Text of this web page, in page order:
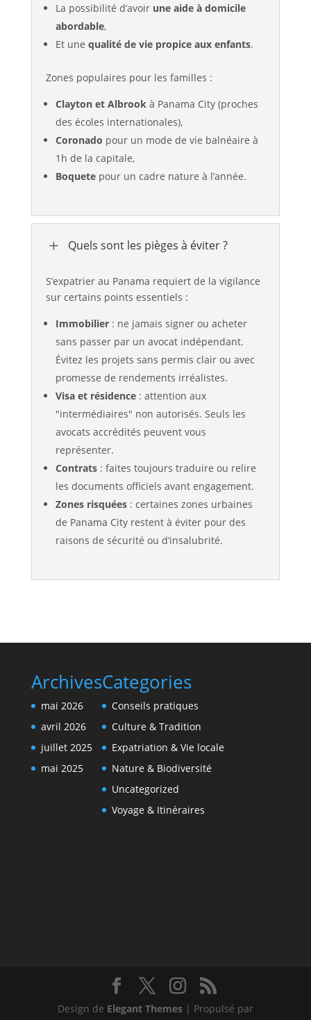
La possibilité d’avoir une aide à domicile
abordable,
Et une qualité de vie propice aux enfants.
Zones populaires pour les familles :
Clayton et Albrookà Panama City (proches
des écoles internationales),
Coronado pour un mode de vie balnéaire à
1h de la capitale,
Boquetepour un cadre nature à l’année.
L Quels sont les pièges à éviter ?
S’expatrier au Panama requiert de la vigilance
sur certains points essentiels :
Immobilier: ne jamais signer ou acheter
sans passer par un avocat indépendant.
Évitez les projets sans permis clair ou avec
promesse de rendements irréalistes.
Visa et résidence: attention aux
"intermédiaires" non autorisés. Seuls les
avocats accrédités peuvent vous
représenter.
Contrats: faites toujours traduire ou relire
les documents officiels avant engagement.
Zones risquées: certaines zones urbaines
de Panama City restent à éviter pour des
raisons de sécurité ou d’insalubrité.
Archives
mai 2026
avril 2026
juillet 2025
mai 2025
Categories
Conseils pratiques
Culture & Tradition
Expatriation & Vie locale
Nature & Biodiversité
Uncategorized
Voyage & Itinéraires
Design de Elegant Themes| Propulsé par